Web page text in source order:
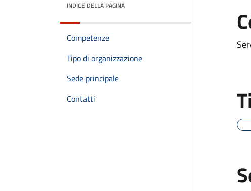
INDICE DELLA PAGINA
Competenze
Tipo di organizzazione
Sede principale
Contatti